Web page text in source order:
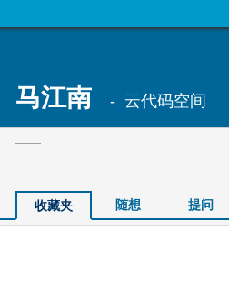
马江南 - 云代码空间
——
收藏夹 随想 提问